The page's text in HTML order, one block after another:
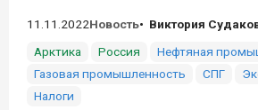
11.11.2022Новость
Виктория
Арктика
Россия
Нефтяная
Газовая промышленность
СПГ
Налоги